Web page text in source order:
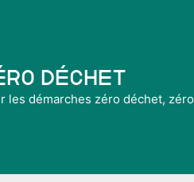
Déchet
démarches zéro déchet,